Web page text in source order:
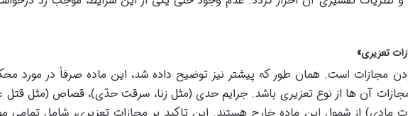
تعزیری»
مجازات است. همان طور که پیشتر نیز توضیح داده شد، این ماده صرفاً در مورد
آن ها از نوع تعزیری باشد. جرایم حدی (مثل زنا، سرقت حدّی)، قصاص (مثل قتل